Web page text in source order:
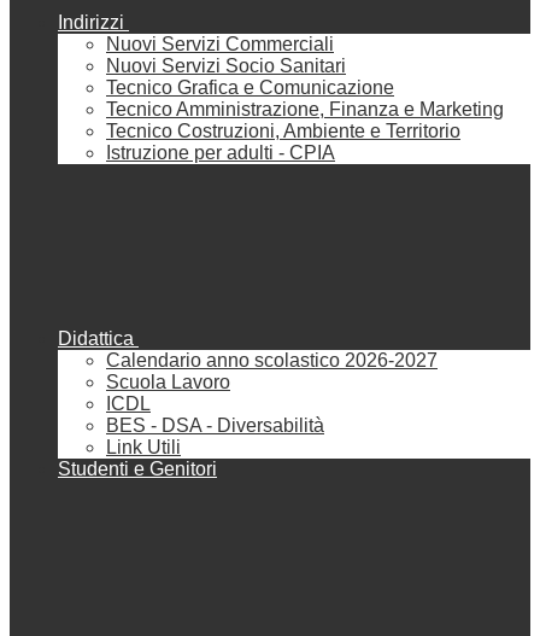
Indirizzi
Nuovi Servizi Commerciali
Nuovi Servizi Socio Sanitari
Tecnico Grafica e Comunicazione
Tecnico Amministrazione, Finanza e Marketing
Tecnico Costruzioni, Ambiente e Territorio
Istruzione per adulti - CPIA
Didattica
Calendario anno scolastico 2026-2027
Scuola Lavoro
ICDL
BES - DSA - Diversabilità
Link Utili
Studenti e Genitori